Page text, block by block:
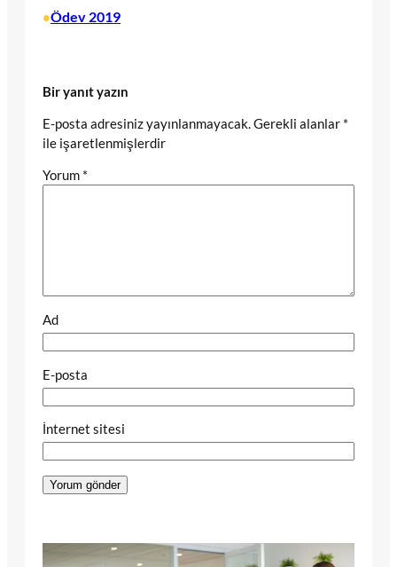
•Ödev 2019
Bir yanıt yazın
E-posta adresiniz yayınlanmayacak. Gerekli alanlar *
ile işaretlenmişlerdir
Yorum *
Ad
E-posta
İnternet sitesi